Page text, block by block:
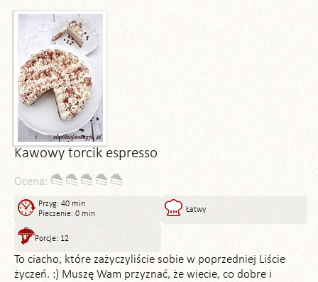
Kawowy torcik espresso
Ocena:
Przyg: 40 min
Pieczenie: 0 min
Łatwy
Porcje: 12
To ciacho, które zażyczyliście sobie w poprzedniej Liście
życzeń. :) Muszę Wam przyznać, że wiecie, co dobre i